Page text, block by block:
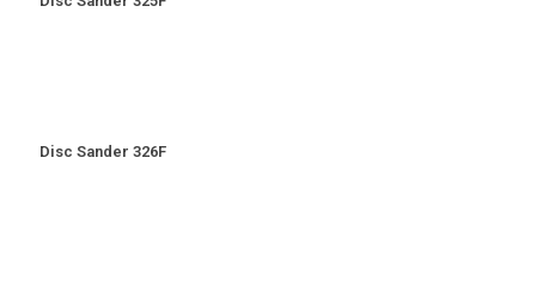
Disc Sander 326F